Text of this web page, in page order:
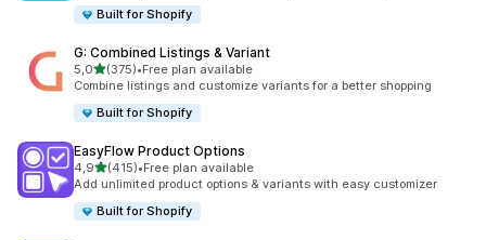
Built for Shopify
G: Combined Listings & Variant
5,0/ 5 tähteä
(375)
375 arvostelua yhteensä
•Free plan available
Combine listings and customize variants for a better shopping
Built for Shopify
EasyFlow Product Options
4,9/ 5 tähteä
(415)
415 arvostelua yhteensä
•Free plan available
Add unlimited product options & variants with easy customizer
Built for Shopify